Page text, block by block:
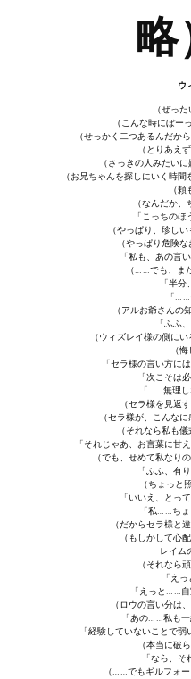
Aliens vs Predator 2
Dungeon Siege 2
Теневой кардинал для
Работы Alexandra10
Apella CBBE SSE BodySlide
Apella 2.0 CBBE SSE
Kitana CBBE SSE
New Light Skyrim SE
SB Corset Armor CBBE
Wedding Wear CBBE SSE
Наёмный оборотень
Немного героев меча и
ウ
（ぜっ
（こんな時にぼー
（せっかく二つあるんだか
（とりあえ
（さっきの人みたい
（お兄ちゃんを探しにいく時
（頼
（なんだか、
「こっちのほ
（やっぱり、珍し
（やっぱり危険
「私も、あの言
（……でも、ま
「半分
「……
（アルお爺さんの
「ふふ
（ウィズレイ様の側に
（
「セラ様の言い方に
「次こそは
「……無理し
（セラ様を見返
（セラ様が、こんな
（それなら私も
「それじゃあ、お言葉に甘
（でも、せめて私なり
「ふふ、有
（ちょっと
「いいえ、とっ
「私……ちょ
（だからセラ様と
（もしかして心
レイム
（それなら
「え
「えっと……自
（ロウの言い分は
「あの……私も一
「経験していないことで
（本当に破
「なら、そ
（……でもギルフォ